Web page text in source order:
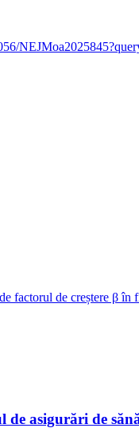
factorul de creștere β în
asigurări de